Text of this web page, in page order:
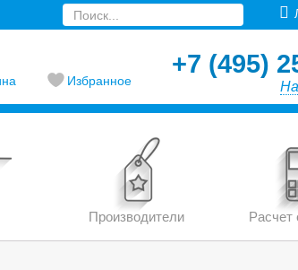
Избранное
+7 (495)
Производители Расчет